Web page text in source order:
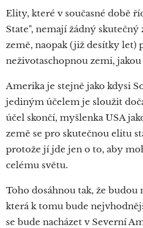
Elity, které v současné době
State", nemají žádný skutečný
země, naopak (již desítky let)
neživotaschopnou zemi, jakou
Amerika je stejně jako kdysi
jediným účelem je sloužit
účel skončí, myšlenka USA
země se pro skutečnou elitu
protože jí jde jen o to, aby
celému světu.
Toho dosáhnou tak, že budou
která k tomu bude
se bude nacházet v Severní